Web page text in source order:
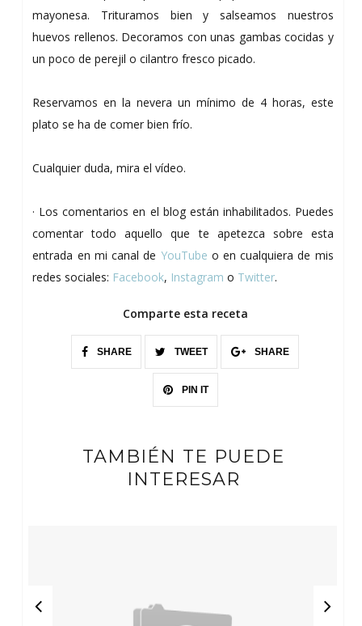
mayonesa. Trituramos bien y salseamos nuestros
huevos rellenos. Decoramos con unas gambas cocidas y
un poco de perejil o cilantro fresco picado.
Reservamos en la nevera un mínimo de 4 horas, este
plato se ha de comer bien frío.
Cualquier duda, mira el vídeo.
· Los comentarios en el blog están inhabilitados. Puedes
comentar todo aquello que te apetezca sobre esta
entrada en mi canal de YouTube o en cualquiera de mis
redes sociales: Facebook, Instagram o Twitter.
Comparte esta receta
SHARE TWEET SHARE
PIN IT
TAMBIÉN TE PUEDE
INTERESAR